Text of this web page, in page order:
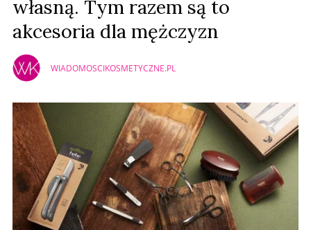
własną. Tym razem są to
akcesoria dla mężczyzn
WIADOMOSCIKOSMETYCZNE.PL